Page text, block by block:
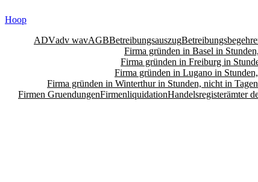
to
Hoop
ADVadv wavAGBBetreibungsauszug
Firma gründen in Basel in
Firma gründen in Freiburg in
Firma gründen in Lugano in
Firma gründen in Winterthur in Stunden, nicht in
Firmen GruendungenFirmenliquidationHandelsregisterämter